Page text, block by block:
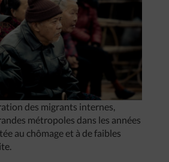
des migrants internes,
métropoles dans les années
au chômage et à de faibles